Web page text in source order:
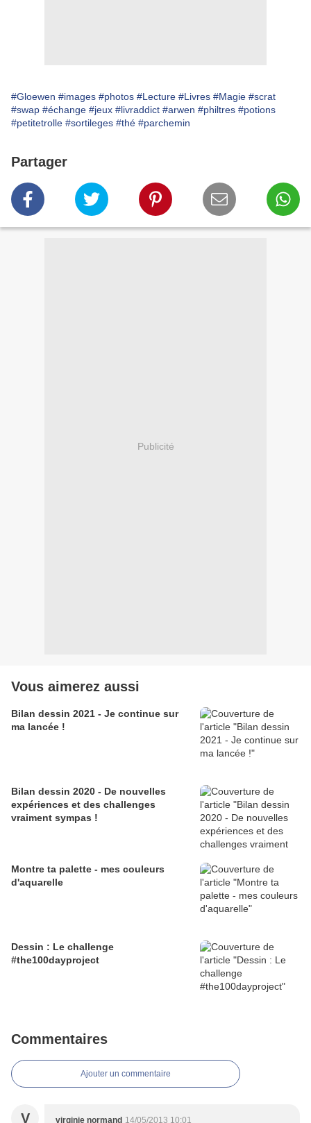
#Gloewen #images #photos #Lecture #Livres #Magie #scrat
#swap #échange #jeux #livraddict #arwen #philtres #potions
#petitetrolle #sortileges #thé #parchemin
Partager
Publicité
Vous aimerez aussi
Bilan dessin 2021 - Je continue sur
ma lancée !
Bilan dessin 2020 - De nouvelles
expériences et des challenges
vraiment sympas !
Montre ta palette - mes couleurs
d'aquarelle
Dessin : Le challenge
#the100dayproject
Commentaires
Ajouter un commentaire
V virginie normand 14/05/2013 10:01